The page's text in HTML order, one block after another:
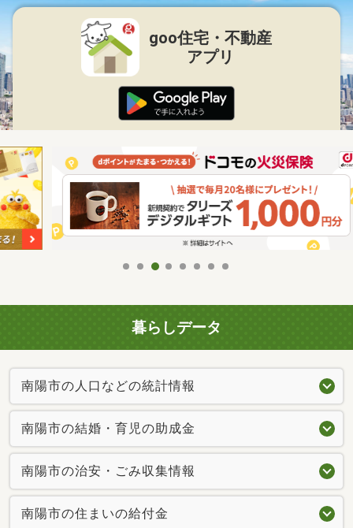
goo住宅・不動産
アプリ
暮らしデータ
南陽市の人口などの統計情報
南陽市の結婚・育児の助成金
南陽市の治安・ごみ収集情報
南陽市の住まいの給付金